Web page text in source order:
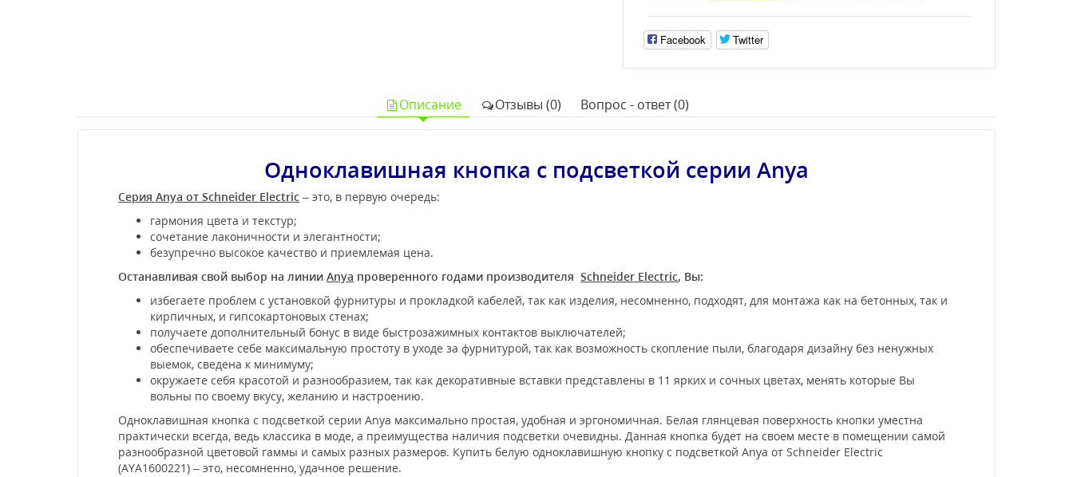
Facebook Twitter
Описание Отзывы (0) Вопрос - ответ (0)
Одноклавишная кнопка с подсветкой серии Anya
Серия Anya от Schneider Electric – это, в первую очередь:
гармония цвета и текстур;
сочетание лаконичности и элегантности;
безупречно высокое качество и приемлемая цена.
Останавливая свой выбор на линии Anya проверенного годами производителя Schneider Electric, Вы:
избегаете проблем с установкой фурнитуры и прокладкой кабелей, так как изделия, несомненно, подходят, для монтажа как на бетонных, так и
кирпичных, и гипсокартоновых стенах;
получаете дополнительный бонус в виде быстрозажимных контактов выключателей;
обеспечиваете себе максимальную простоту в уходе за фурнитурой, так как возможность скопление пыли, благодаря дизайну без ненужных
выемок, сведена к минимуму;
окружаете себя красотой и разнообразием, так как декоративные вставки представлены в 11 ярких и сочных цветах, менять которые Вы
вольны по своему вкусу, желанию и настроению.
Одноклавишная кнопка с подсветкой серии Anya максимально простая, удобная и эргономичная. Белая глянцевая поверхность кнопки уместна
практически всегда, ведь классика в моде, а преимущества наличия подсветки очевидны. Данная кнопка будет на своем месте в помещении самой
разнообразной цветовой гаммы и самых разных размеров. Купить белую одноклавишную кнопку с подсветкой Anya от Schneider Electric
(AYA1600221) – это, несомненно, удачное решение.